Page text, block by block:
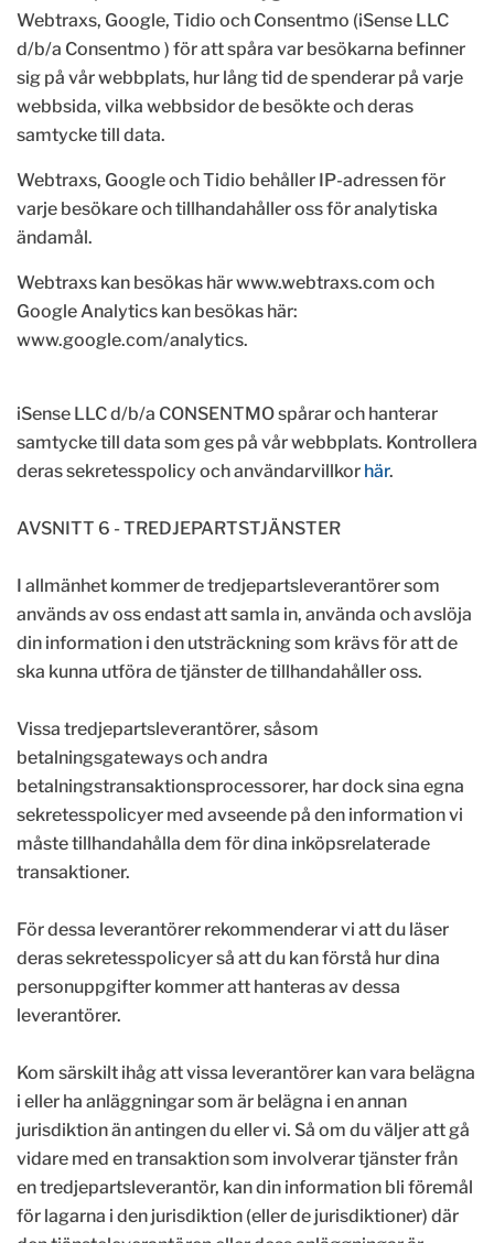
Webtraxs, Google, Tidio och Consentmo (iSense LLC
d/b/a Consentmo ) för att spåra var besökarna befinner
sig på vår webbplats, hur lång tid de spenderar på varje
webbsida, vilka webbsidor de besökte och deras
samtycke till data.
Webtraxs, Google och Tidio behåller IP-adressen för
varje besökare och tillhandahåller oss för analytiska
ändamål.
Webtraxs kan besökas här www.webtraxs.com och
Google Analytics kan besökas här:
www.google.com/analytics.
iSense LLC d/b/a CONSENTMO spårar och hanterar
samtycke till data som ges på vår webbplats. Kontrollera
derassekretesspolicy och användarvillkor här.
AVSNITT 6 - TREDJEPARTSTJÄNSTER
I allmänhet kommer de tredjepartsleverantörer som
används av oss endast att samla in, använda och avslöja
din information i den utsträckning som krävs för att de
ska kunna utföra de tjänster de tillhandahåller oss.
Vissa tredjepartsleverantörer, såsom
betalningsgateways och andra
betalningstransaktionsprocessorer, har dock sina egna
sekretesspolicyer med avseende på den information vi
måste tillhandahålla dem för dina inköpsrelaterade
transaktioner.
För dessa leverantörer rekommenderar vi att du läser
deras sekretesspolicyer så att du kan förstå hur dina
personuppgifter kommer att hanteras av dessa
leverantörer.
Kom särskilt ihåg att vissa leverantörer kan vara belägna
i eller ha anläggningar som är belägna i en annan
jurisdiktion än antingen du eller vi. Så om du väljer att gå
vidare med en transaktion som involverar tjänster från
en tredjepartsleverantör, kan din information bli föremål
för lagarna i den jurisdiktion (eller de jurisdiktioner) där